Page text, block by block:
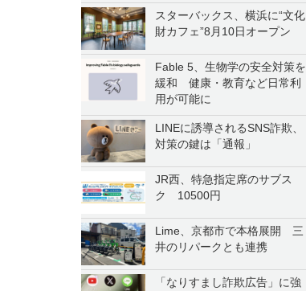
スターバックス、横浜に“文化
財カフェ”8月10日オープン
Fable 5、生物学の安全対策を
緩和 健康・教育など日常利
用が可能に
LINEに誘導されるSNS詐欺、
対策の鍵は「通報」
JR西、特急指定席のサブス
ク 10500円
Lime、京都市で本格展開 三
井のリパークとも連携
「なりすまし詐欺広告」に強